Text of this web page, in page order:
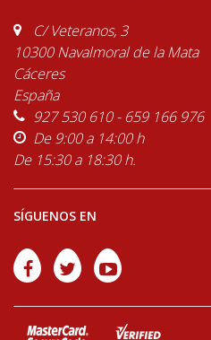
C/ Veteranos, 3
10300 Navalmoral de la Mata
Cáceres
España
927 530 610 - 659 166 976
De 9:00 a 14:00 h
De 15:30 a 18:30 h.
SÍGUENOS EN